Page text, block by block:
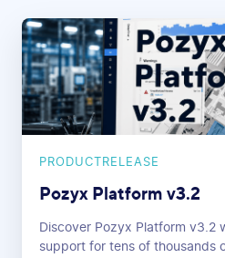
PRODUCTRELEASE
Pozyx Platform v3.2
Discover Pozyx Platform v3.2
support for tens of thousands